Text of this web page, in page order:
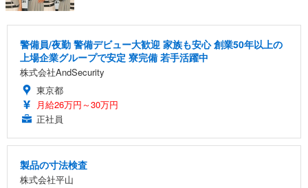
警備員/夜勤 警備デビュー大歓迎 家族も安心 創業50年以上の
上場企業グループで安定 寮完備 若手活躍中
株式会社AndSecurity
東京都
月給26万円～30万円
正社員
製品の寸法検査
株式会社平山